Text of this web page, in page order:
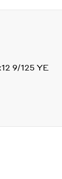
9/125 YE